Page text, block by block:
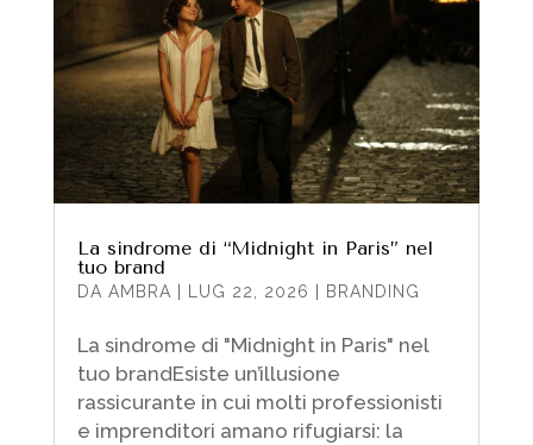
La sindrome di “Midnight in Paris” nel
tuo brand
DA AMBRA LUG 22, 2026 BRANDING
La sindrome di "Midnight in Paris" nel
tuo brandEsiste un’illusione
rassicurante in cui molti professionisti
e imprenditori amano rifugiarsi: la